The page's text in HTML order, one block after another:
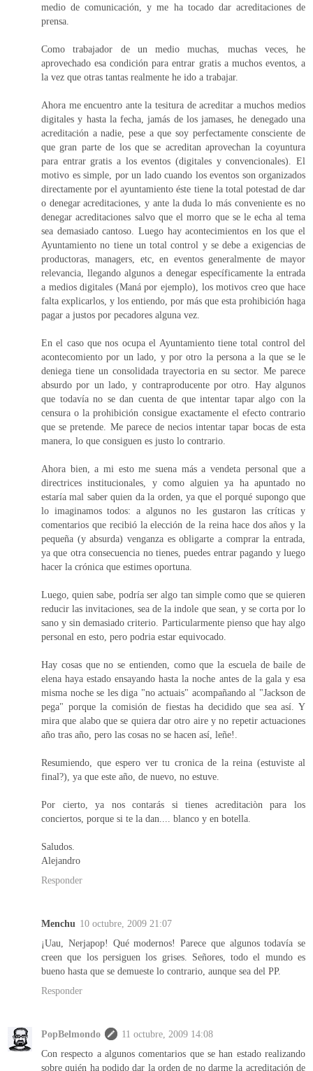
medio de comunicación, y me ha tocado dar acreditaciones de
prensa.
Como trabajador de un medio muchas, muchas veces, he
aprovechado esa condición para entrar gratis a muchos eventos, a
la vez que otras tantas realmente he ido a trabajar.
Ahora me encuentro ante la tesitura de acreditar a muchos medios
digitales y hasta la fecha, jamás de los jamases, he denegado una
acreditación a nadie, pese a que soy perfectamente consciente de
que gran parte de los que se acreditan aprovechan la coyuntura
para entrar gratis a los eventos (digitales y convencionales). El
motivo es simple, por un lado cuando los eventos son organizados
directamente por el ayuntamiento éste tiene la total potestad de dar
o denegar acreditaciones, y ante la duda lo más conveniente es no
denegar acreditaciones salvo que el morro que se le echa al tema
sea demasiado cantoso. Luego hay acontecimientos en los que el
Ayuntamiento no tiene un total control y se debe a exigencias de
productoras, managers, etc, en eventos generalmente de mayor
relevancia, llegando algunos a denegar específicamente la entrada
a medios digitales (Maná por ejemplo), los motivos creo que hace
falta explicarlos, y los entiendo, por más que esta prohibición haga
pagar a justos por pecadores alguna vez.
En el caso que nos ocupa el Ayuntamiento tiene total control del
acontecomiento por un lado, y por otro la persona a la que se le
deniega tiene un consolidada trayectoria en su sector. Me parece
absurdo por un lado, y contraproducente por otro. Hay algunos
que todavía no se dan cuenta de que intentar tapar algo con la
censura o la prohibición consigue exactamente el efecto contrario
que se pretende. Me parece de necios intentar tapar bocas de esta
manera, lo que consiguen es justo lo contrario.
Ahora bien, a mi esto me suena más a vendeta personal que a
directrices institucionales, y como alguien ya ha apuntado no
estaría mal saber quien da la orden, ya que el porqué supongo que
lo imaginamos todos: a algunos no les gustaron las críticas y
comentarios que recibió la elección de la reina hace dos años y la
pequeña (y absurda) venganza es obligarte a comprar la entrada,
ya que otra consecuencia no tienes, puedes entrar pagando y luego
hacer la crónica que estimes oportuna.
Luego, quien sabe, podría ser algo tan simple como que se quieren
reducir las invitaciones, sea de la indole que sean, y se corta por lo
sano y sin demasiado criterio. Particularmente pienso que hay algo
personal en esto, pero podria estar equivocado.
Hay cosas que no se entienden, como que la escuela de baile de
elena haya estado ensayando hasta la noche antes de la gala y esa
misma noche se les diga "no actuais" acompañando al "Jackson de
pega" porque la comisión de fiestas ha decidido que sea así. Y
mira que alabo que se quiera dar otro aire y no repetir actuaciones
año tras año, pero las cosas no se hacen así, leñe!.
Resumiendo, que espero ver tu cronica de la reina (estuviste al
final?), ya que este año, de nuevo, no estuve.
Por cierto, ya nos contarás si tienes acreditaciòn para los
conciertos, porque si te la dan.... blanco y en botella.
Saludos.
Alejandro
Responder
Menchu 10 octubre, 2009 21:07
¡Uau, Nerjapop! Qué modernos! Parece que algunos todavía se
creen que los persiguen los grises. Señores, todo el mundo es
bueno hasta que se demueste lo contrario, aunque sea del PP.
Responder
PopBelmondo
11 octubre, 2009 14:08
Con respecto a algunos comentarios que se han estado realizando
sobre quién ha podido dar la orden de no darme la acreditación de